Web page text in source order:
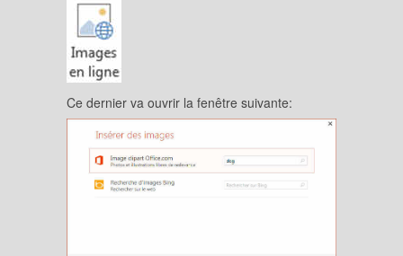
Ce dernier va ouvrir la fenêtre suivante: